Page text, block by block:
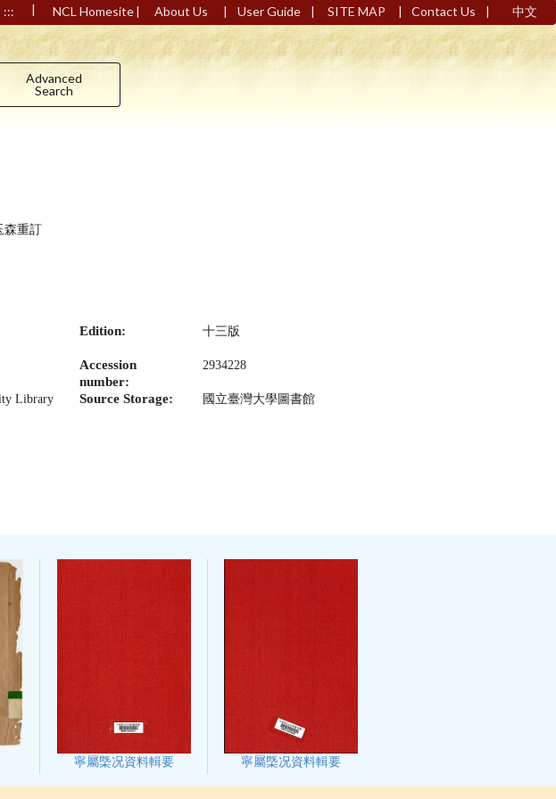
::: | NCL Homesite| About Us | User Guide | SITE MAP | Contact Us | 中文
Advanced
Search
森重訂
Edition: 十三版
Accession
number:
2934228
Library Source Storage: 國立臺灣大學圖書館
寧屬㮣况資料輯要 寧屬㮣况資料輯要